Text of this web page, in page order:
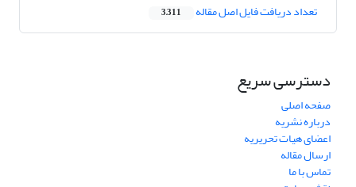
تعداد دریافت فایل اصل مقاله 3,311
دسترسی سریع
صفحه اصلی
درباره نشریه
اعضای هیات تحریریه
ارسال مقاله
تماس با ما